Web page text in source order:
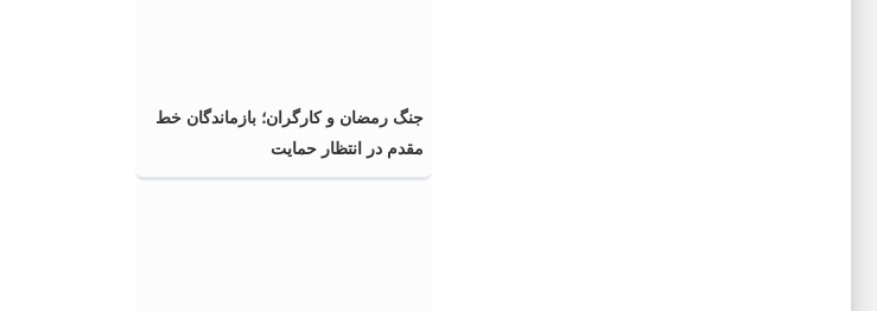
جنگ رمضان و کارگران؛ بازماندگان خط
مقدم در انتظار حمایت